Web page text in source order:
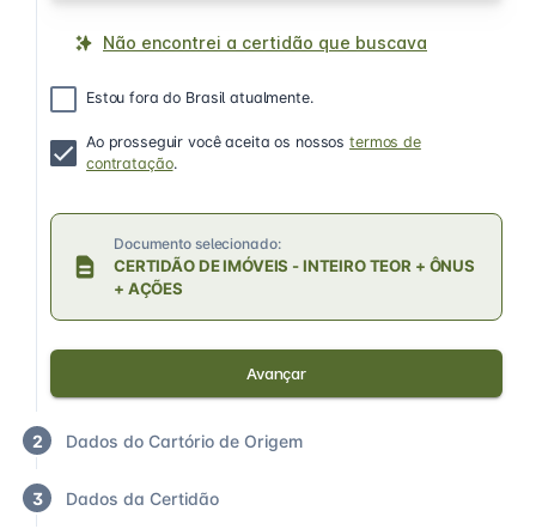
Não encontrei a certidão que buscava
Estou fora do Brasil atualmente.
Ao prosseguir você aceita os nossostermos de
contratação.
Documento selecionado:
CERTIDÃO DE IMÓVEIS - INTEIRO TEOR + ÔNUS
+ AÇÕES
Avançar
2 Dados do Cartório de Origem
3 Dados da Certidão